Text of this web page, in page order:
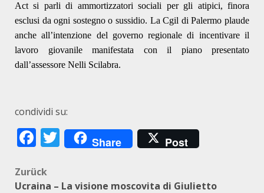
Act si parli di ammortizzatori sociali per gli atipici, finora
esclusi da ogni sostegno o sussidio. La Cgil di Palermo plaude
anche all’intenzione del governo regionale di incentivare il
lavoro giovanile manifestata con il piano presentato
dall’assessore Nelli Scilabra.
condividi su:
Facebook
Twitter
Share Post
Beitragsnavigation
Zurück
Ucraina – La visione moscovita di Giulietto